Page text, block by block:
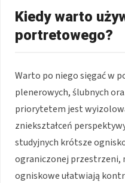
Kiedy warto
portretowego?
Warto po niego sięgać w
plenerowych, ślubnych
priorytetem jest
zniekształceń
studyjnych krótsze
ograniczonej przestrzeni,
ogniskowe ułatwiają